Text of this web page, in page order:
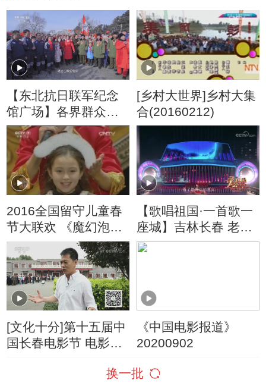
【东北抗日联军纪念
馆广场】各界群众一
起唱响《唱支山歌给
党听》
[乡村大世界]乡村大集
合(20160212)
2016全国留守儿童春
节大联欢 《魔幻泡泡
秀》
【歌唱祖国·一首歌一
座城】吉林长春 老司
机
[文化十分]第十五届中
国长春电影节 电影的
《中国电影报道》
20200902
换一批